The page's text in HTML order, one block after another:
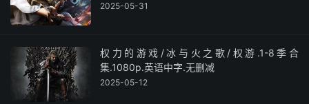
2025-05-31
权力的游戏/冰与火之歌/权游.1-8季合
集.1080p.英语中字.无删减
2025-05-12